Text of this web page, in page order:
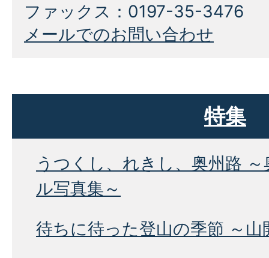
ファックス：0197-35-3476
メールでのお問い合わせ
特集
うつくし、れきし、奥州路
ル写真集～
待ちに待った登山の季節 ～山